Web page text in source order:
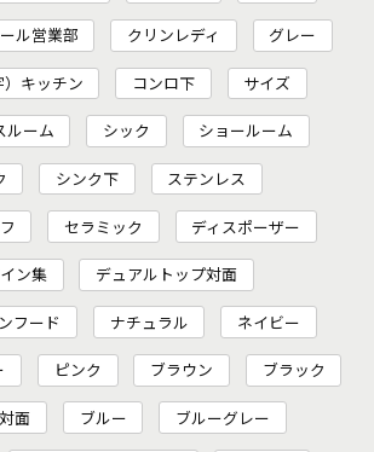
ル営業部 クリンレディ グレー
）キッチン コンロ下 サイズ
ルーム シック ショールーム
シンク下 ステンレス
セラミック ディスポーザー
ン集 デュアルトップ対面
フード ナチュラル ネイビー
ピンク ブラウン ブラック
面 ブルー ブルーグレー